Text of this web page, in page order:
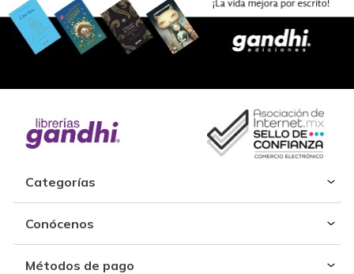
Categorías
Conócenos
Métodos de pago